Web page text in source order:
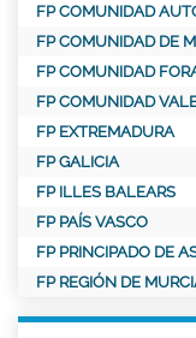
FP COMUNIDAD
FP COMUNIDAD DE
FP COMUNIDAD
FP COMUNIDAD
FP EXTREMADURA
FP GALICIA
FP ILLES BALEARS
FP PAÍS VASCO
FP PRINCIPADO DE
FP REGIÓN DE